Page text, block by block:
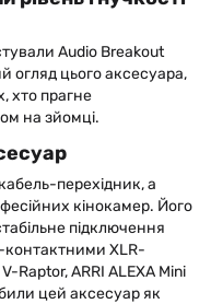
Audio Breakout
огляд цього аксесуара,
хто прагне
на зйомці.
перехідник, а
кінокамер. Його
підключення
контактними XLR-
Raptor, ARRI ALEXA Mini
цей аксесуар як